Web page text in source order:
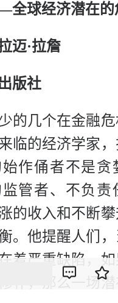
全球经济潜在的
迈·拉詹
版社
的几个在金融
临的经济学家
作俑者不是贪
管者、不负责
的收入和不断
。他提醒人们
着严重缺陷，
补，那么一场